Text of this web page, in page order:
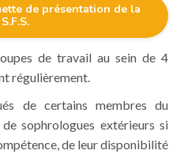
de présentation de la
S.F.S.
de travail au sein de 4
régulièrement.
de certains membres du
sophrologues extérieurs si
de leur disponibilité